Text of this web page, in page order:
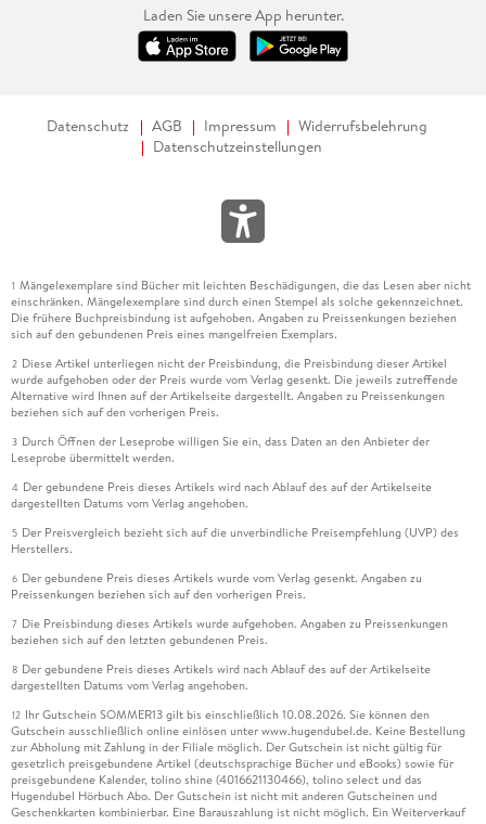
Laden Sie unsere App herunter.
Datenschutz AGB Impressum
Widerrufsbelehrung
Datenschutzeinstellungen
1 Mängelexemplare sind Bücher mit leichten Beschädigungen, die das Lesen aber nicht
einschränken. Mängelexemplare sind durch einen Stempel als solche gekennzeichnet.
Die frühere Buchpreisbindung ist aufgehoben. Angaben zu Preissenkungen beziehen
sich auf den gebundenen Preis eines mangelfreien Exemplars.
2 Diese Artikel unterliegen nicht der Preisbindung, die Preisbindung dieser Artikel
wurde aufgehoben oder der Preis wurde vom Verlag gesenkt. Die jeweils zutreffende
Alternative wird Ihnen auf der Artikelseite dargestellt. Angaben zu Preissenkungen
beziehen sich auf den vorherigen Preis.
3 Durch Öffnen der Leseprobe willigen Sie ein, dass Daten an den Anbieter der
Leseprobe übermittelt werden.
4 Der gebundene Preis dieses Artikels wird nach Ablauf des auf der Artikelseite
dargestellten Datums vom Verlag angehoben.
5 Der Preisvergleich bezieht sich auf die unverbindliche Preisempfehlung (UVP) des
Herstellers.
6 Der gebundene Preis dieses Artikels wurde vom Verlag gesenkt. Angaben zu
Preissenkungen beziehen sich auf den vorherigen Preis.
7 Die Preisbindung dieses Artikels wurde aufgehoben. Angaben zu Preissenkungen
beziehen sich auf den letzten gebundenen Preis.
8 Der gebundene Preis dieses Artikels wird nach Ablauf des auf der Artikelseite
dargestellten Datums vom Verlag angehoben.
12 Ihr Gutschein SOMMER13 gilt bis einschließlich 10.08.2026. Sie können den
Gutschein ausschließlich online einlösen unter www.hugendubel.de. Keine Bestellung
zur Abholung mit Zahlung in der Filiale möglich. Der Gutschein ist nicht gültig für
gesetzlich preisgebundene Artikel (deutschsprachige Bücher und eBooks) sowie für
preisgebundene Kalender, tolino shine (4016621130466), tolino select und das
Hugendubel Hörbuch Abo. Der Gutschein ist nicht mit anderen Gutscheinen und
Geschenkkarten kombinierbar. Eine Barauszahlung ist nicht möglich. Ein Weiterverkauf